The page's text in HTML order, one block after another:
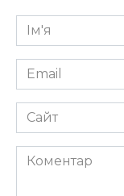
Ім'я
*
Email
*
Сайт
Коментар